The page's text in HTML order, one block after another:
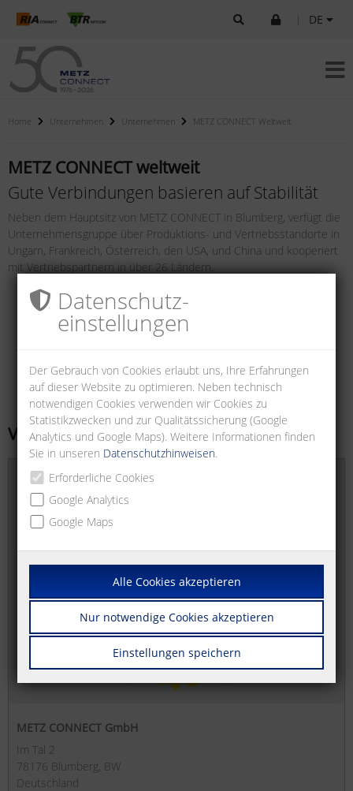
DE
Home Unternehmen Unternehmen METZ CONNECT Weltweit
METZ CONNECT weltweit
Gute Verbindungen basieren auf Stabilität
Neben dem Hauptsitz von METZ CONNECT in Blumberg, verfügt die
Unternehmensgruppe über Produktions- und Vertriebsstandorte in
Ungarn, Frankreich, Österreich, den USA, und China und kooperiert
mit Vertriebspartnern in über 26 Ländern.
Vertriebsbüros
METZ CONNECT GmbH
Im Tal 2
78176 Blumberg, BW
Deutschland
Datenschutz­
einstellungen
Der Gebrauch von Cookies erlaubt uns, Ihre Erfahrungen
auf dieser Website zu optimieren. Neben technisch
notwendigen Cookies verwenden wir Cookies zu
Statistikzwecken und zur Qualitätssicherung (Google
Analytics und Google Maps). Weitere Informationen finden
Sie in unseren Datenschutzhinweisen.
Erforderliche Cookies
Google Analytics
Google Maps
Alle Cookies akzeptieren
Nur notwendige Cookies akzeptieren
Einstellungen speichern